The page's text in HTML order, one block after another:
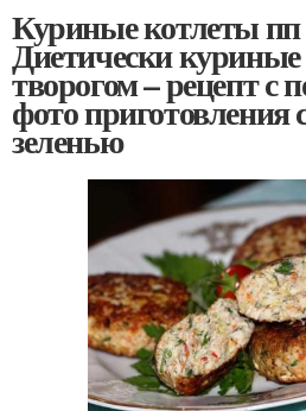
Куриные котлеты пп
Диетически
творогом – рецепт
фото приготовления
зеленью